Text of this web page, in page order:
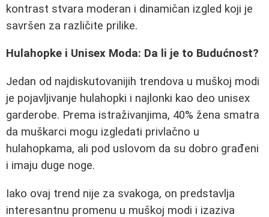
kontrast stvara moderan i dinamičan izgled koji je
savršen za različite prilike.
Hulahopke i Unisex Moda: Da li je to Budućnost?
Jedan od najdiskutovanijih trendova u muškoj modi
je pojavljivanje hulahopki i najlonki kao deo unisex
garderobe. Prema istraživanjima, 40% žena smatra
da muškarci mogu izgledati privlačno u
hulahopkama, ali pod uslovom da su dobro građeni
i imaju duge noge.
Iako ovaj trend nije za svakoga, on predstavlja
interesantnu promenu u muškoj modi i izaziva